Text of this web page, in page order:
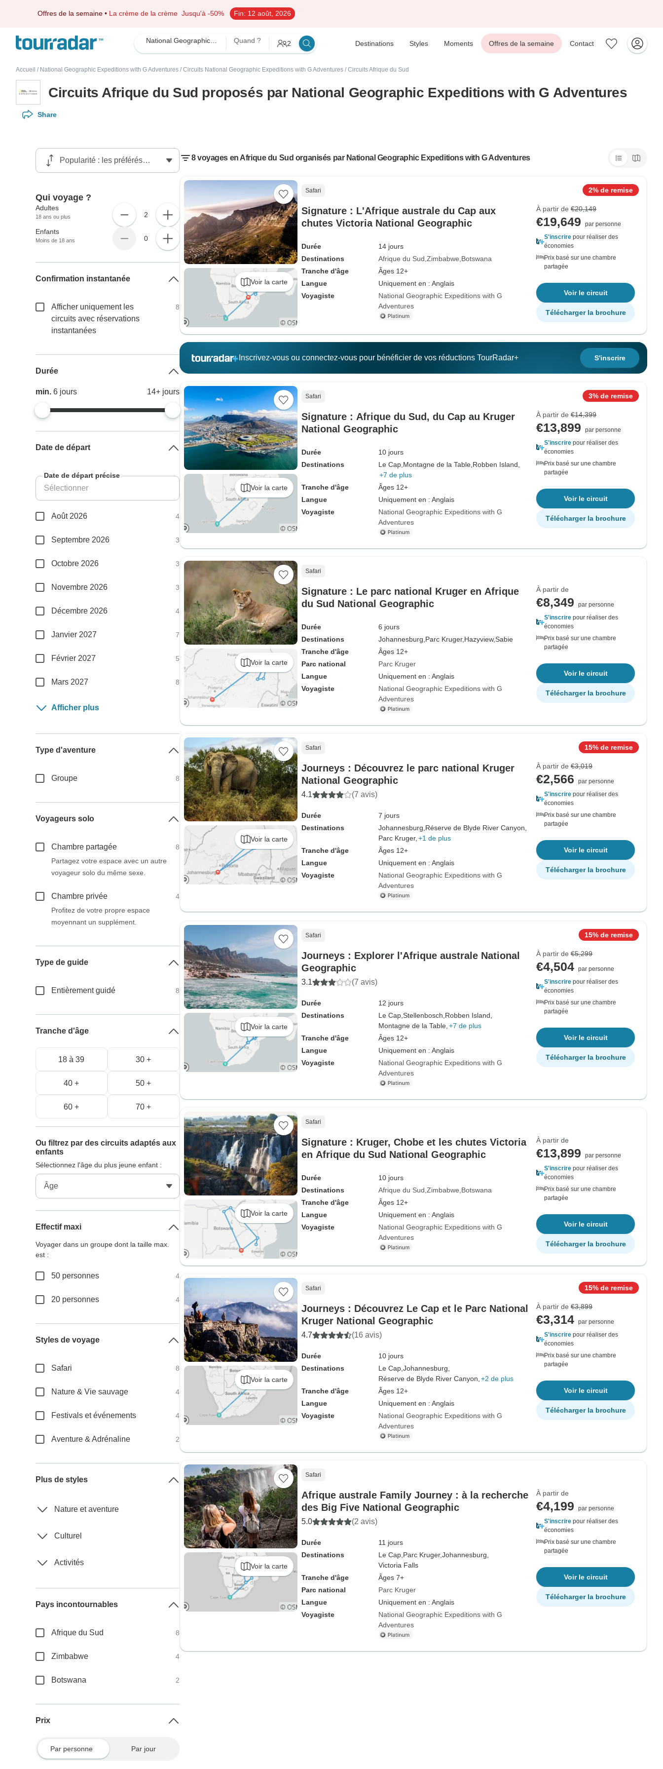
Offres de la semaine • La crème de la crème Jusqu'à -50% Fin: 12 août, 2026
National Geographic Expeditions with G Adventures Quand ? 2 Destinations Styles Moments Offres de la semaine Contact
Accueil / National Geographic Expeditions with G Adventures / Circuits National Geographic Expeditions with G Adventures / Circuits Afrique du Sud
Circuits Afrique du Sud proposés par National Geographic Expeditions with G Adventures
Share
8 voyages en Afrique du Sud organisés par National Geographic Expeditions with G Adventures
Voir la carte
Safari
Signature : L'Afrique australe du Cap aux
chutes Victoria National Geographic
Durée
14 jours
Destinations
Afrique du Sud Zimbabwe Botswana
Tranche d'âge
Âges 12+
Langue
Uniquement en : Anglais
Voyagiste
National Geographic Expeditions with G
Adventures
2% de remise
À partir de €20,149
€19,649
par personne
S'inscrire pour réaliser des
économies
Prix basé sur une chambre
partagée
Voir le circuit
Télécharger la brochure
Inscrivez-vous ou connectez-vous pour bénéficier de vos réductions TourRadar+ S'inscrire
Voir la carte
Safari
Signature : Afrique du Sud, du Cap au Kruger
National Geographic
Durée
10 jours
Destinations
Le Cap, Montagne de la Table, Robben Island,
+7 de plus
Tranche d'âge
Âges 12+
Langue
Uniquement en : Anglais
Voyagiste
National Geographic Expeditions with G
Adventures
3% de remise
À partir de €14,399
€13,899
par personne
S'inscrire pour réaliser des
économies
Prix basé sur une chambre
partagée
Voir le circuit
Télécharger la brochure
Voir la carte
Safari
Signature : Le parc national Kruger en Afrique
du Sud National Geographic
Durée
6 jours
Destinations
Johannesburg, Parc Kruger, Hazyview,Sabie
Tranche d'âge
Âges 12+
Parc national
Parc Kruger
Langue
Uniquement en : Anglais
Voyagiste
National Geographic Expeditions with G
Adventures
À partir de
€8,349
par personne
S'inscrire pour réaliser des
économies
Prix basé sur une chambre
partagée
Voir le circuit
Télécharger la brochure
Voir la carte
Safari
Journeys : Découvrez le parc national Kruger
National Geographic
4.1 (7 avis)
Durée
7 jours
Destinations
Johannesburg, Réserve de Blyde River Canyon,
Parc Kruger, +1 de plus
Tranche d'âge
Âges 12+
Langue
Uniquement en : Anglais
Voyagiste
National Geographic Expeditions with G
Adventures
15% de remise
À partir de €3,019
€2,566
par personne
S'inscrire pour réaliser des
économies
Prix basé sur une chambre
partagée
Voir le circuit
Télécharger la brochure
Voir la carte
Safari
Journeys : Explorer l'Afrique australe National
Geographic
3.1 (7 avis)
Durée
12 jours
Destinations
Le Cap, Stellenbosch, Robben Island,
Montagne de la Table, +7 de plus
Tranche d'âge
Âges 12+
Langue
Uniquement en : Anglais
Voyagiste
National Geographic Expeditions with G
Adventures
15% de remise
À partir de €5,299
€4,504 par personne
S'inscrire pour réaliser des
économies
Prix basé sur une chambre
partagée
Voir le circuit
Télécharger la brochure
Voir la carte
Safari
Signature : Kruger, Chobe et les chutes Victoria
en Afrique du Sud National Geographic
Durée
10 jours
Destinations
Afrique du Sud Zimbabwe Botswana
Tranche d'âge
Âges 12+
Langue
Uniquement en : Anglais
Voyagiste
National Geographic Expeditions with G
Adventures
À partir de
€13,899
par personne
S'inscrire pour réaliser des
économies
Prix basé sur une chambre
partagée
Voir le circuit
Télécharger la brochure
Voir la carte
Safari
Journeys : Découvrez Le Cap et le Parc National
Kruger National Geographic
4.7 (16 avis)
Durée
10 jours
Destinations
Le Cap, Johannesburg,
Réserve de Blyde River Canyon, +2 de plus
Tranche d'âge
Âges 12+
Langue
Uniquement en : Anglais
Voyagiste
National Geographic Expeditions with G
Adventures
15% de remise
À partir de €3,899
€3,314 par personne
S'inscrire pour réaliser des
économies
Prix basé sur une chambre
partagée
Voir le circuit
Télécharger la brochure
Voir la carte
Safari
Afrique australe Family Journey : à la recherche
des Big Five National Geographic
5.0 (2 avis)
Durée
11 jours
Destinations
Le Cap, Parc Kruger,Johannesburg,
Victoria Falls
Tranche d'âge
Âges 7+
Parc national
Parc Kruger
Langue
Uniquement en : Anglais
Voyagiste
National Geographic Expeditions with G
Adventures
À partir de
€4,199
par personne
S'inscrire pour réaliser des
économies
Prix basé sur une chambre
partagée
Voir le circuit
Télécharger la brochure
Qui voyage ?
Adultes
18 ans ou plus 2
Enfants
Moins de 18 ans 0
Confirmation instantanée
Afficher uniquement les
circuits avec réservations
instantanées
8
Durée
min.6 jours 14+ jours
Date de départ
Date de départ précise
Août 2026 4
Septembre 2026 3
Octobre 2026 3
Novembre 2026 3
Décembre 2026 4
Janvier 2027 7
Février 2027 5
Mars 2027 8
Afficher plus
Type d'aventure
Groupe 8
Voyageurs solo
Chambre partagée
8
Partagez votre espace avec un autre
voyageur solo du même sexe.
Chambre privée
4
Profitez de votre propre espace
moyennant un supplément.
Type de guide
Entièrement guidé 8
Tranche d'âge
18 à 39 30 +
40 + 50 +
60 + 70 +
Ou filtrez par des circuits adaptés aux
enfants
Sélectionnez l'âge du plus jeune enfant :
Effectif maxi
Voyager dans un groupe dont la taille max.
est :
50 personnes 4
20 personnes 4
Styles de voyage
Safari 8
Nature & Vie sauvage 4
Festivals et événements 4
Aventure & Adrénaline 2
Plus de styles
Nature et aventure
Culturel
Activités
Pays incontournables
Afrique du Sud 8
Zimbabwe 4
Botswana 2
Prix
Par personne Par jour